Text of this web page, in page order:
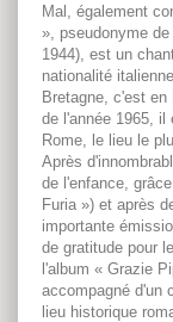
Mal, également
», pseudonyme
1944), est un
nationalité
Bretagne, c'est
de l'année 1965,
Rome, le lieu le
Après
de l'enfance,
Furia ») et après
importante
de gratitude pour
l'album « Grazie
accompagné d'un
lieu historique